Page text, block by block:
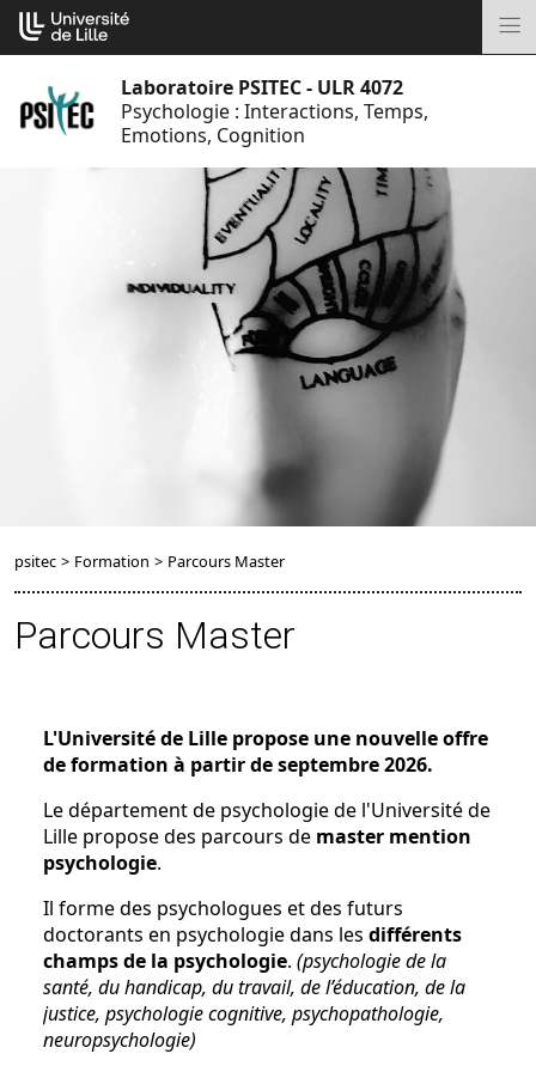
Aller
au
Laboratoire PSITEC - ULR 4072
Psychologie : Interactions, Temps,
Emotions, Cognition
psitec > Formation > Parcours Master
Parcours Master
L'Université de Lille propose une nouvelle offre
de formation à partir de septembre 2026.
Le département de psychologie de l'Université de
Lille propose des parcours de master mention
psychologie.
Il forme des psychologues et des futurs
doctorants en psychologie dans les différents
champs de la psychologie. (psychologie de la
santé, du handicap, du travail, de l’éducation, de la
justice, psychologie cognitive, psychopathologie,
neuropsychologie)
Cookies management panel